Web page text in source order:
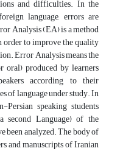
and difficulties. In the
language, errors are
Analysis (EA) is a method
to improve the quality
Error Analysis means the
oral) produced by learners
according to their
of language under study. In
speaking students
second Language) of the
been analyzed. The body of
and manuscripts of Iranian